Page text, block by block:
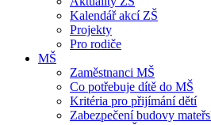
Kalendář akcí ZŠ
Projekty
Pro rodiče
MŠ
Zaměstnanci MŠ
Co potřebuje dítě do MŠ
Kritéria pro přijímání dětí
Zabezpečení budovy